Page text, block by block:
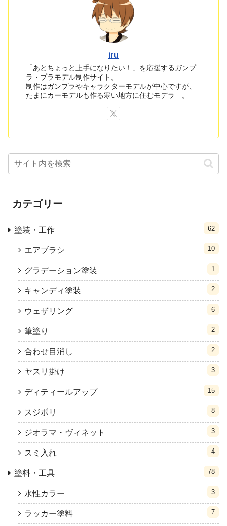
iru
「あとちょっと上手になりたい！」を応援するガンプ
ラ・プラモデル制作サイト。
制作はガンプラやキャラクターモデルが中心ですが、
たまにカーモデルも作る寒い地方に住むモデラ―。
カテゴリー
塗装・工作 62
エアブラシ 10
グラデーション塗装 1
キャンディ塗装 2
ウェザリング 6
筆塗り 2
合わせ目消し 2
ヤスリ掛け 3
ディティールアップ 15
スジボリ 8
ジオラマ・ヴィネット 3
スミ入れ 4
塗料・工具 78
水性カラー 3
ラッカー塗料 7